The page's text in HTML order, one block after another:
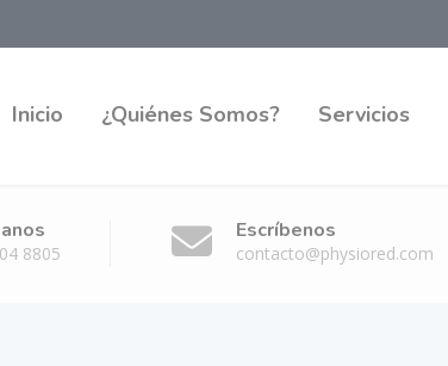
Inicio ¿Quiénes Somos? Servicios
8805
Escríbenos
contacto@physiored.com